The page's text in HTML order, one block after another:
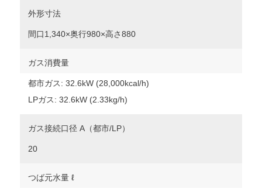
外形寸法
間口1,340×奥行980×高さ880
ガス消費量
都市ガス: 32.6kW (28,000kcal/h)
LPガス: 32.6kW (2.33kg/h)
ガス接続口径 A（都市/LP）
20
つば元水量 ℓ